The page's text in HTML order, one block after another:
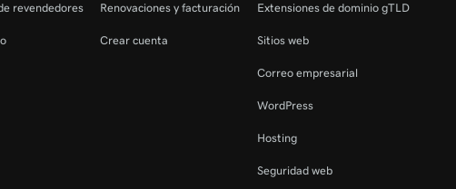
revendedores Renovaciones y facturación
Crear cuenta
Extensiones de dominio gTLD
Sitios web
Correo empresarial
WordPress
Hosting
Seguridad web